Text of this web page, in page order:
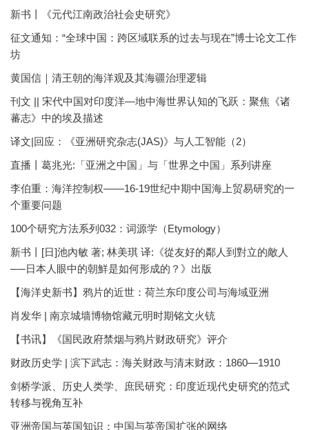
新书丨《元代江南政治社会史研究》
征文通知：“全球中国：跨区域联系的过去与现在”博士论文工作
坊
黄国信｜清王朝的海洋观及其海疆治理逻辑
刊文 || 宋代中国对印度洋—地中海世界认知的飞跃：聚焦《诸
蕃志》中的埃及描述
译文|回应：《亚洲研究杂志(JAS)》与人工智能（2）
直播丨葛兆光:「亚洲之中国」与「世界之中国」系列讲座
李伯重：海洋控制权——16-19世纪中期中国海上贸易研究的一
个重要问题
100个研究方法系列032：词源学（Etymology）
新书丨[日]池內敏 著; 林美琪 译:《從友好的鄰人到對立的敵人
──日本人眼中的朝鮮是如何形成的？》出版
【海洋史新书】鸦片的近世：荷兰东印度公司与海域亚洲
肖发华 | 南京城墙博物馆藏元明时期铭文火铳
【书讯】《国民政府禁烟与鸦片财政研究》评介
财政历史学 | 滨下武志：海关财政与清末财政：1860—1910
剑桥学派、历史人类学、庶民研究：印度近现代史研究的范式
转移与视角互补
亚洲帝国与英国知识：中国与英帝国扩张的网络